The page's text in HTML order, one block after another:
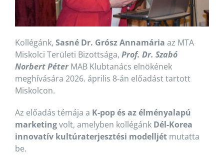
Kollégánk, Sasné Dr. Grósz Annamária az MTA
Miskolci Területi Bizottsága, Prof. Dr. Szabó
Norbert PéterMAB Klubtanács elnökének
meghívására 2026. április 8-án előadást tartott
Miskolcon.
Az előadás témája a K-pop és az élményalapú
marketingvolt, amelyben kollégánkDél-Korea
innovatív kultúraterjesztési modelljétmutatta
be.